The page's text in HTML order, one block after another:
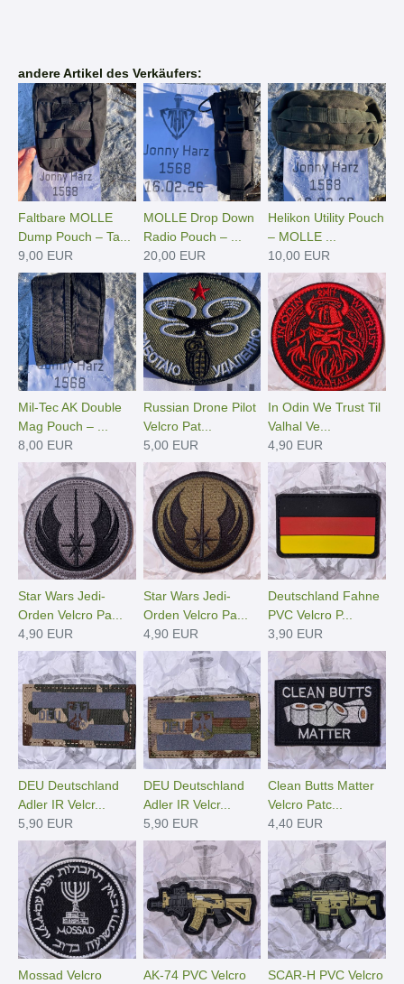
andere Artikel des Verkäufers:
Faltbare MOLLE
Dump Pouch – Ta...
9,00 EUR
MOLLE Drop Down
Radio Pouch – ...
20,00 EUR
Helikon Utility Pouch
– MOLLE ...
10,00 EUR
Mil-Tec AK Double
Mag Pouch – ...
8,00 EUR
Russian Drone Pilot
Velcro Pat...
5,00 EUR
In Odin We Trust Til
Valhal Ve...
4,90 EUR
Star Wars Jedi-
Orden Velcro Pa...
4,90 EUR
Star Wars Jedi-
Orden Velcro Pa...
4,90 EUR
Deutschland Fahne
PVC Velcro P...
3,90 EUR
DEU Deutschland
Adler IR Velcr...
5,90 EUR
DEU Deutschland
Adler IR Velcr...
5,90 EUR
Clean Butts Matter
Velcro Patc...
4,40 EUR
Mossad Velcro
AK-74 PVC Velcro
SCAR-H PVC Velcro